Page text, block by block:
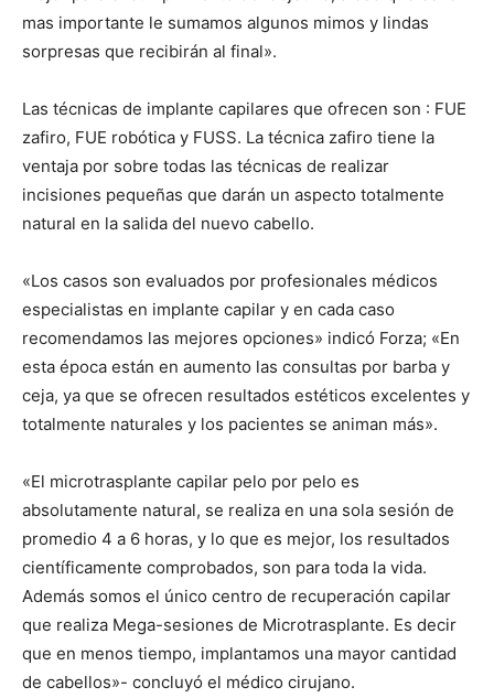
mas importante le sumamos algunos mimos y lindas
sorpresas que recibirán al final».
Las técnicas de implante capilares que ofrecen son : FUE
zafiro, FUE robótica y FUSS. La técnica zafiro tiene la
ventaja por sobre todas las técnicas de realizar
incisiones pequeñas que darán un aspecto totalmente
natural en la salida del nuevo cabello.
«Los casos son evaluados por profesionales médicos
especialistas en implante capilar y en cada caso
recomendamos las mejores opciones» indicó Forza; «En
esta época están en aumento las consultas por barba y
ceja, ya que se ofrecen resultados estéticos excelentes y
totalmente naturales y los pacientes se animan más».
«El microtrasplante capilar pelo por pelo es
absolutamente natural, se realiza en una sola sesión de
promedio 4 a 6 horas, y lo que es mejor, los resultados
científicamente comprobados, son para toda la vida.
Además somos el único centro de recuperación capilar
que realiza Mega-sesiones de Microtrasplante. Es decir
que en menos tiempo, implantamos una mayor cantidad
de cabellos»- concluyó el médico cirujano.